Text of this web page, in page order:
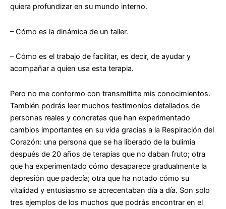
quiera profundizar en su mundo interno.
– Cómo es la dinámica de un taller.
– Cómo es el trabajo de facilitar, es decir, de ayudar y
acompañar a quien usa esta terapia.
Pero no me conformo con transmitirte mis conocimientos.
También podrás leer muchos testimonios detallados de
personas reales y concretas que han experimentado
cambios importantes en su vida gracias a la Respiración del
Corazón: una persona que se ha liberado de la bulimia
después de 20 años de terapias que no daban fruto; otra
que ha experimentado cómo desaparece gradualmente la
depresión que padecía; otra que ha notado cómo su
vitalidad y entusiasmo se acrecentaban día a día. Son solo
tres ejemplos de los muchos que podrás encontrar en el